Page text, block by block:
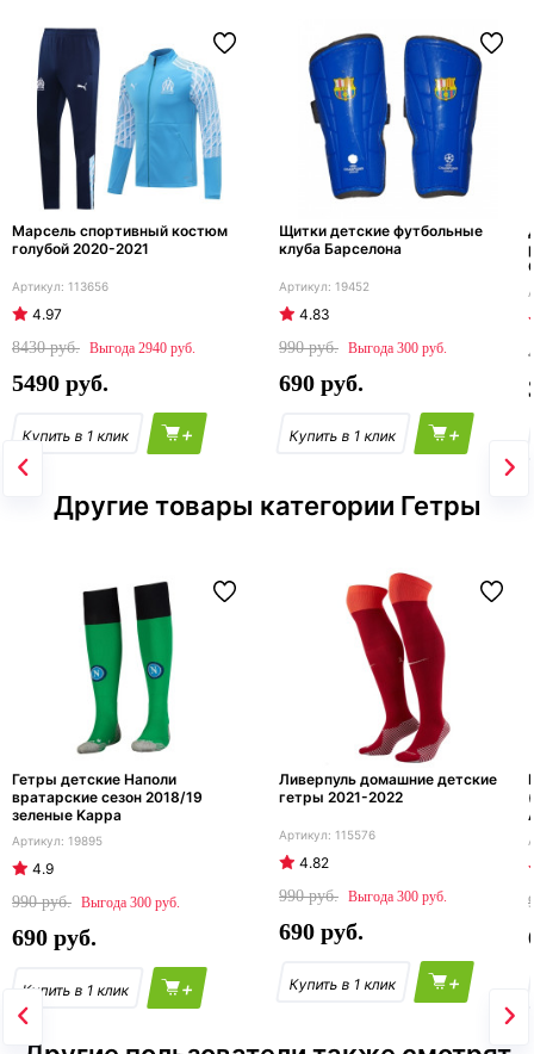
Марсель спортивный костюм
голубой 2020-2021
113656
4.97
8430
2940
5490
+
Щитки детские футбольные
клуба Барселона
19452
4.83
990
300
690
+
Другие товары категории Гетры
Гетры детские Наполи
вратарские сезон 2018/19
зеленые Kappa
19895
4.9
990
300
690
+
Ливерпуль домашние детские
гетры 2021-2022
115576
4.82
990
300
690
+